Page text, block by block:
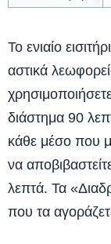
Το ενιαίο
αστικά
διάστημα 90
κάθε μέσο που
να
λεπτά. Τα
που τα